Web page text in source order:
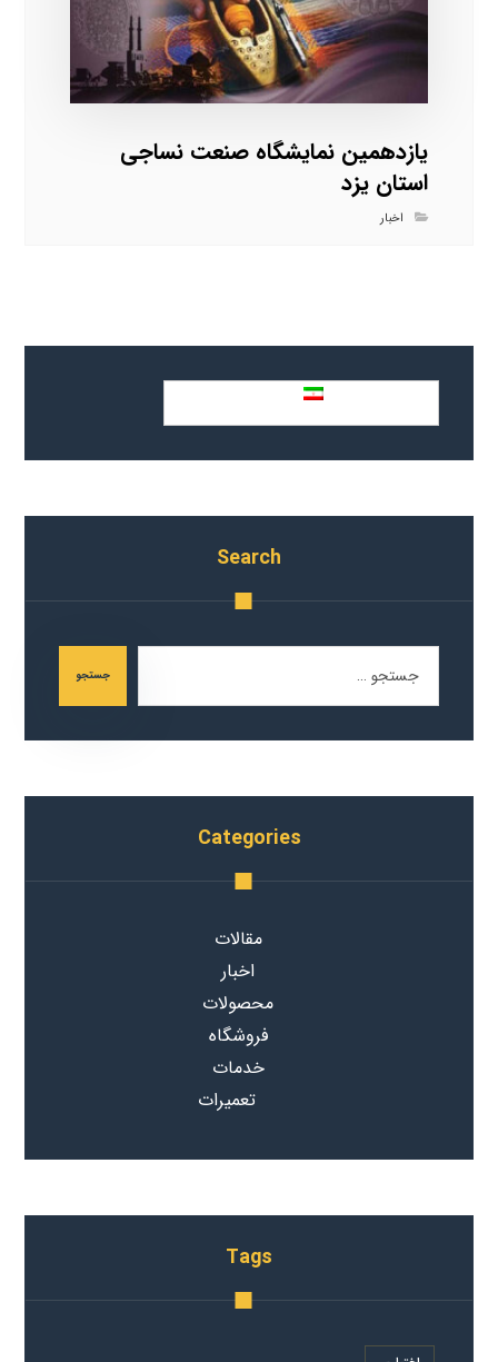
یازدهمین نمایشگاه صنعت نساجی
استان یزد
اخبار
فارسی
Search
جستجو
Categories
مقالات
اخبار
محصولات
فروشگاه
خدمات
تعمیرات
Tags